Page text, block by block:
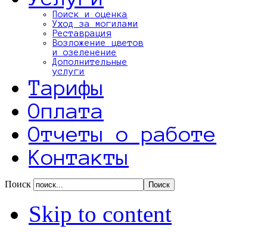
Поиск и оценка
Уход за могилами
Реставрация
Возложение цветов
и озеленение
Дополнительные
услуги
Тарифы
Оплата
Отчеты о работе
Контакты
Поиск
Skip to content